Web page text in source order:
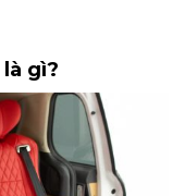
gì?